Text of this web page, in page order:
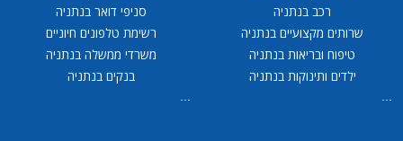
רכב בנתניה
שרותים מקצועיים בנתניה
טיפוח ובריאות בנתניה
ילדים ותינוקות בנתניה
...
סניפי דואר בנתניה
רשימת טלפונים חיוניים
משרדי ממשלה בנתניה
בנקים בנתניה
...